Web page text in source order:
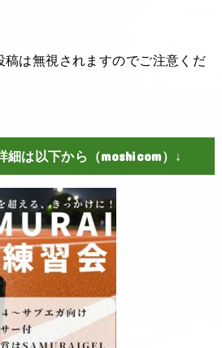
稿は無視されますのでご注意くだ
細は以下から（moshicom）↓